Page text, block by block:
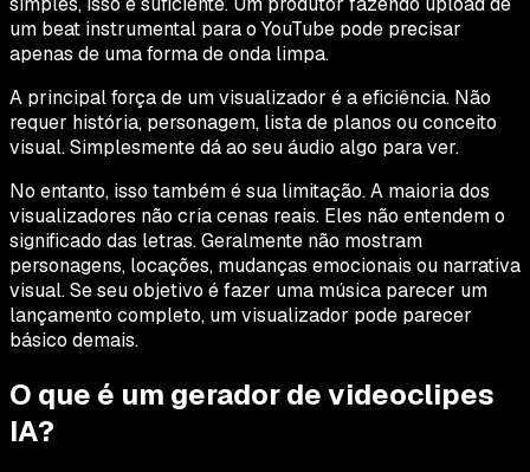
um beat instrumental para o YouTube pode precisar
apenas de uma forma de onda limpa.
A principal força de um visualizador é a eficiência. Não
requer história, personagem, lista de planos ou conceito
visual. Simplesmente dá ao seu áudio algo para ver.
No entanto, isso também é sua limitação. A maioria dos
visualizadores não cria cenas reais. Eles não entendem o
significado das letras. Geralmente não mostram
personagens, locações, mudanças emocionais ou narrativa
visual. Se seu objetivo é fazer uma música parecer um
lançamento completo, um visualizador pode parecer
básico demais.
O que é um gerador de videoclipes
IA?